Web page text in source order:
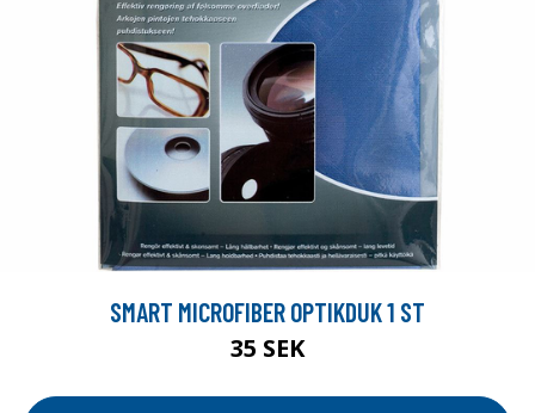
SMART MICROFIBER OPTIKDUK 1 ST
35 SEK